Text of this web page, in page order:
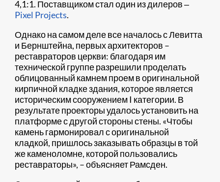
4,1:1. Поставщиком стал один из дилеров ‒
Pixel Projects.
Однако на самом деле все началось с Левитта
и Бернштейна, первых архитекторов –
реставраторов церкви: благодаря им
технической группе разрешили проделать
облицованный камнем проем в оригинальной
кирпичной кладке здания, которое является
историческим сооружением I категории. В
результате проекторы удалось установить на
платформе с другой стороны стены. «Чтобы
камень гармонировал с оригинальной
кладкой, пришлось заказывать образцы в той
же каменоломне, которой пользовались
реставраторы», – объясняет Рамсден.